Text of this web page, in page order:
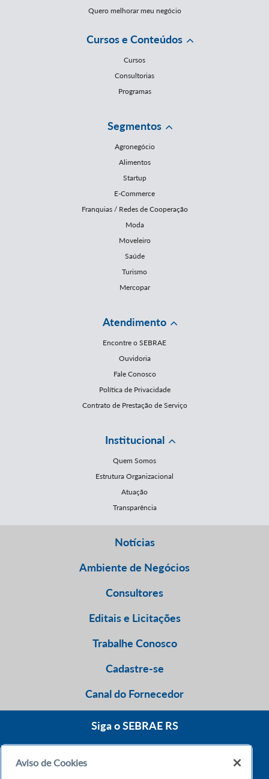
Quero melhorar meu negócio
Cursos e Conteúdos
Cursos
Consultorias
Programas
Segmentos
Agronegócio
Alimentos
Startup
E-Commerce
Franquias / Redes de Cooperação
Moda
Moveleiro
Saúde
Turismo
Mercopar
Atendimento
Encontre o SEBRAE
Ouvidoria
Fale Conosco
Política de Privacidade
Contrato de Prestação de Serviço
Institucional
Quem Somos
Estrutura Organizacional
Atuação
Transparência
Notícias
Ambiente de Negócios
Consultores
Editais e Licitações
Trabalhe Conosco
Cadastre-se
Canal do Fornecedor
Siga o SEBRAE RS
Aviso de Cookies